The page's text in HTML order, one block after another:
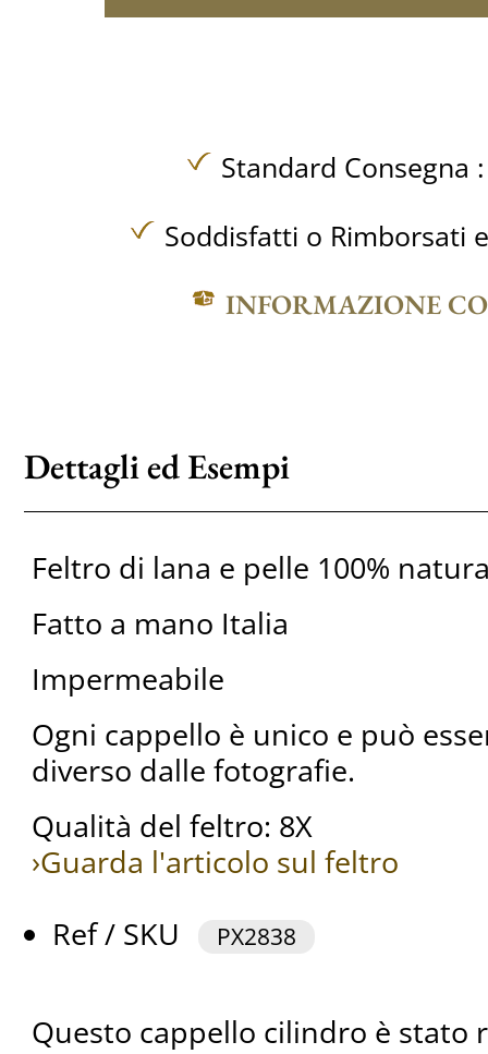
Standard Consegna
Soddisfatti o Rimborsati
INFORMAZIONE
Dettagli ed Esempi
Feltro di lana e pelle 100%
Fatto a mano Italia
Impermeabile
Ogni cappello è unico e può
diverso dalle fotografie.
Qualità del feltro: 8X
›Guarda l'articolo sul feltro
Ref / SKU
PX2838
Questo cappello cilindro è stato